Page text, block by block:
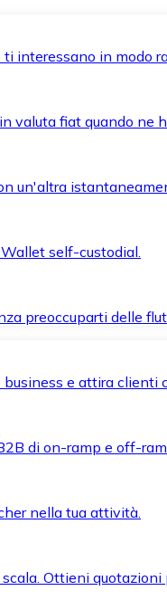
interessano in modo
valuta fiat quando ne
un'altra
self-custodial.
preoccuparti delle
e attira clienti
di on-ramp e off-
nella tua attività.
Ottieni